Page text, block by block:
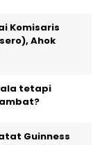
Komisaris
Ahok
tetapi
Guinness